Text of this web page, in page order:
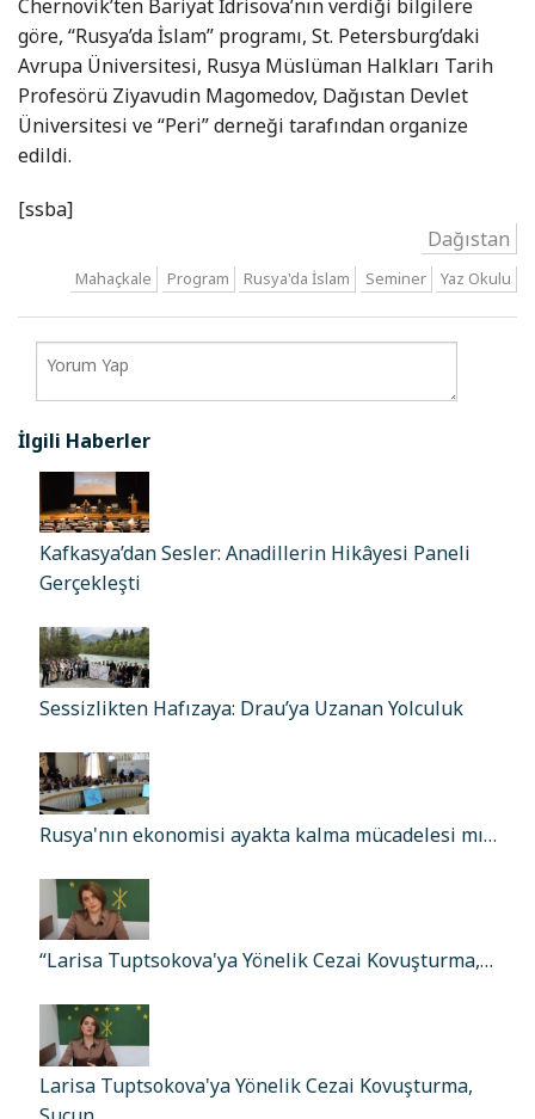
Chernovik’ten Bariyat İdrisova’nın verdiği bilgilere
göre, “Rusya’da İslam” programı, St. Petersburg’daki
Avrupa Üniversitesi, Rusya Müslüman Halkları Tarih
Profesörü Ziyavudin Magomedov, Dağıstan Devlet
Üniversitesi ve “Peri” derneği tarafından organize
edildi.
[ssba]
Dağıstan
Mahaçkale Program Rusya'da İslam Seminer Yaz Okulu
İlgili Haberler
Kafkasya’dan Sesler: Anadillerin Hikâyesi Paneli
Gerçekleşti
Sessizlikten Hafızaya: Drau’ya Uzanan Yolculuk
Rusya'nın ekonomisi ayakta kalma mücadelesi mı…
“Larisa Tuptsokova'ya Yönelik Cezai Kovuşturma,…
Larisa Tuptsokova'ya Yönelik Cezai Kovuşturma,